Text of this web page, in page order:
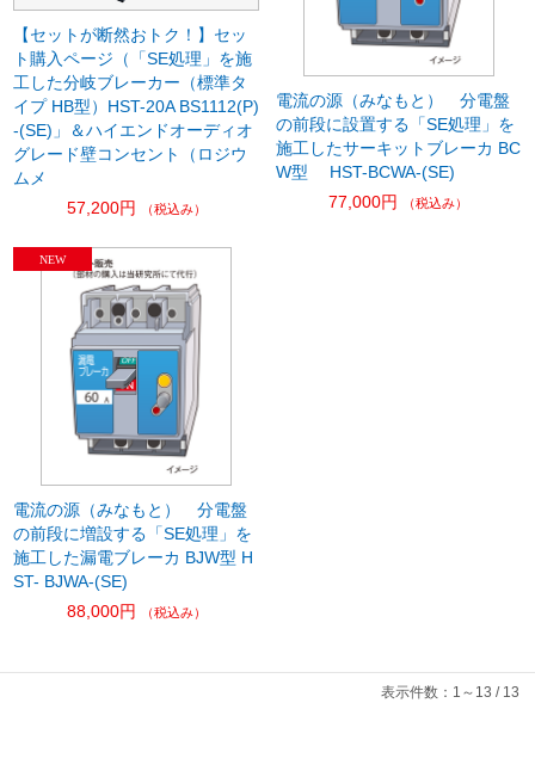
【セットが断然おトク！】セッ
ト購入ページ（「SE処理」を施
工した分岐ブレーカー（標準タ
イプ HB型）HST-20A BS1112(P)
-(SE)」＆ハイエンドオーディオ
グレード壁コンセント（ロジウ
ムメ
57,200円
（税込み）
電流の源（みなもと） 分電盤
の前段に設置する「SE処理」を
施工したサーキットブレーカ BC
W型 HST-BCWA-(SE)
77,000円
（税込み）
電流の源（みなもと） 分電盤
の前段に増設する「SE処理」を
施工した漏電ブレーカ BJW型 H
ST- BJWA-(SE)
88,000円
（税込み）
表示件数：1～13 / 13